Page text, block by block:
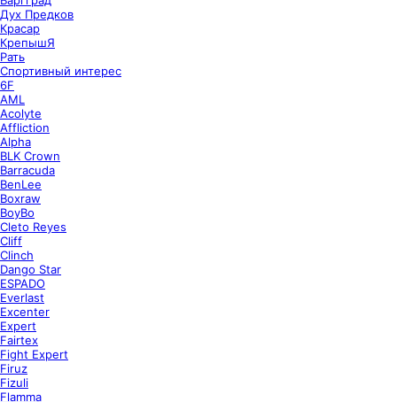
Дух Предков
Красар
КрепышЯ
Рать
Спортивный интерес
6F
AML
Acolyte
Affliction
Alpha
BLK Crown
Barracuda
BenLee
Boxraw
BoyBo
Cleto Reyes
Cliff
Clinch
Dango Star
ESPADO
Everlast
Excenter
Expert
Fairtex
Fight Expert
Firuz
Fizuli
Flamma